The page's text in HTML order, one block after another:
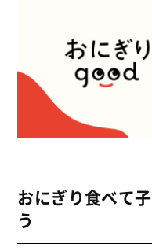
おにぎり食べて
う